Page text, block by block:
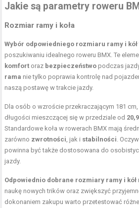
Jakie są parametry roweru
Rozmiar ramy i koła
Wybór odpowiedniego rozmiaru ramy i kół
poszukiwaniu idealnego roweru BMX. Te
komfort oraz bezpieczeństwo podczas
rama nie tylko poprawia kontrolę nad
naszą postawę w trakcie jazdy.
Dla osób o wzroście przekraczającym 181
długości mieszczącej się w przedziale od
Standardowe koła w rowerach BMX mają
zarówno zwrotności , jak i stabilności .
powinna być także dostosowana do
jazdy.
Odpowiednio dobrane rozmiary ramy i kół
naukę nowych trików oraz zwiększyć
dokonaniem zakupu warto przetestować